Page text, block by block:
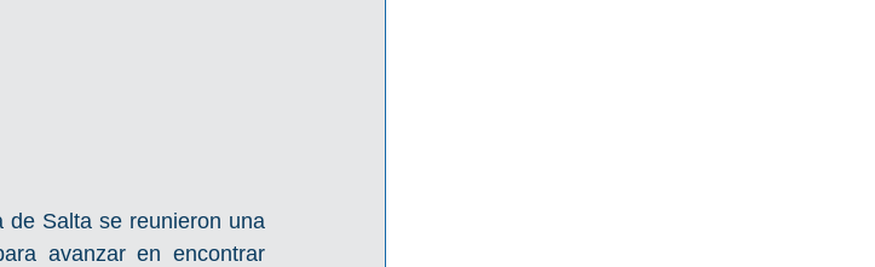
de Salta se reunieron una
avanzar en encontrar